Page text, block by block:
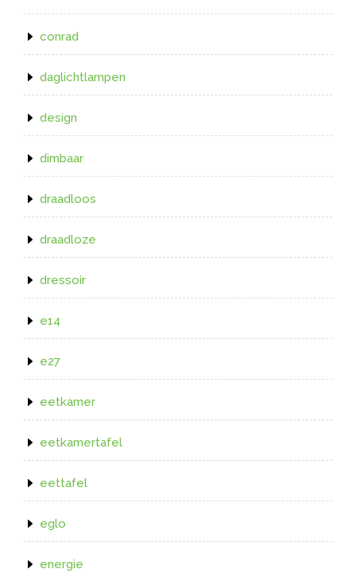
conrad
daglichtlampen
design
dimbaar
draadloos
draadloze
dressoir
e14
e27
eetkamer
eetkamertafel
eettafel
eglo
energie